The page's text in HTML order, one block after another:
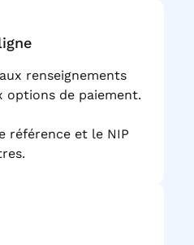
renseignements
options de paiement.
référence et le NIP